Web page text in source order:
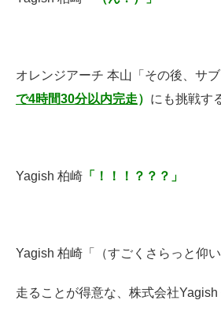
オレンジアーチ 本山 「その後、 サ
で4時間30分以内完走） にも挑戦す
Yagish 柏崎 「！！！？？？」
Yagish 柏崎「（すごくさらっと仰い
走ることが得意な、株式会社